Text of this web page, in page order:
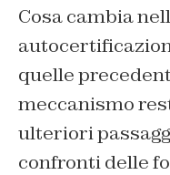
Cosa cambia
quelle
meccanismo
ulteriori
confronti delle